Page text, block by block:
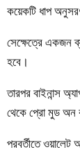
কয়েকটি ধাপ
সেক্ষেত্রে একজন
হবে।
তারপর বাইনান্স
থেকে প্রো মুড অন
পরবর্তীতে